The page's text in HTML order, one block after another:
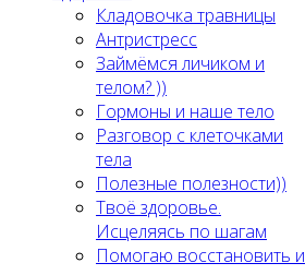
Кладовочка травницы
Антристресс
Займёмся личиком и
телом? ))
Гормоны и наше тело
Разговор с клеточками
тела
Полезные полезности))
Твоё здоровье.
Исцеляясь по шагам
Помогаю восстановить и